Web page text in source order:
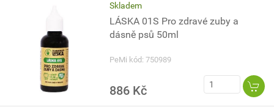
Skladem
LÁSKA 01S Pro zdravé zuby a
dásně psů 50ml
PeMi kód: 750989
886 Kč